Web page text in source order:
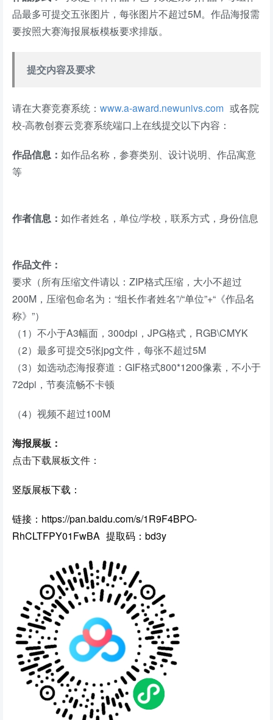
品最多可提交五张图片，每张图片不超过5M。作品海报需
要按照大赛海报展板模板要求排版。
提交内容及要求
请在大赛竞赛系统： www.a-award.newunivs.com 或各院
校-高教创赛云竞赛系统端口上在线提交以下内容：
作品信息： 如作品名称，参赛类别、设计说明、作品寓意
等
作者信息： 如作者姓名，单位/学校，联系方式，身份信息
作品文件：
要求（所有压缩文件请以：ZIP格式压缩，大小不超过
200M，压缩包命名为：“组长作者姓名”/“单位”+“《作品名
称》”）
（1）不小于A3幅面，300dpi，JPG格式，RGB\CMYK
（2）最多可提交5张jpg文件，每张不超过5M
（3）如选动态海报赛道：GIF格式800*1200像素，不小于
72dpi，节奏流畅不卡顿
（4）视频不超过100M
海报展板：
点击下载展板文件：
竖版展板下载：
链接：https://pan.baidu.com/s/1R9F4BPO-
RhCLTFPY01FwBA 提取码：bd3y